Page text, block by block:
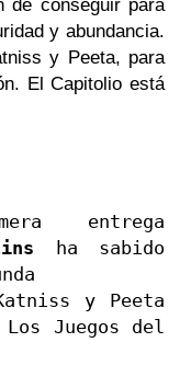
de conseguir para
y abundancia.
y Peeta, para
El Capitolio está
entrega
ha sabido
y Peeta
Juegos del